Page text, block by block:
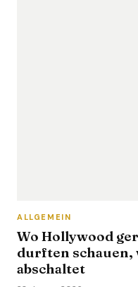
ALLGEMEIN
Wo Hollywood
durften schauen,
abschaltet